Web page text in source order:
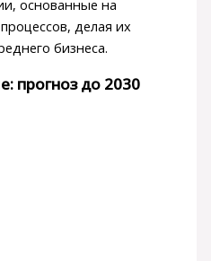
основанные на
делая их
бизнеса.
прогноз до 2030